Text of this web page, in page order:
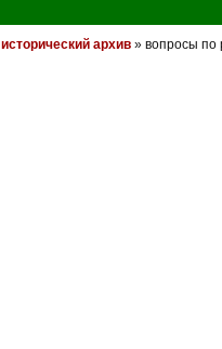
архив» вопросы по